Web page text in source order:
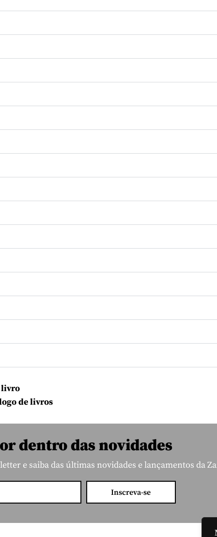
livro
de livros
dentro das novidades
e saiba das últimas novidades e lançamentos da
Inscreva-se